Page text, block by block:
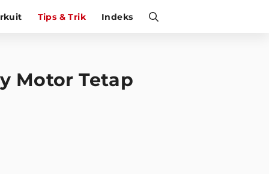
Tips & Trik Indeks
Motor Tetap